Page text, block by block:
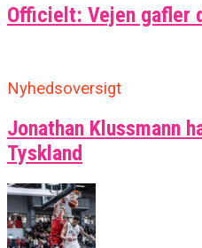
Officielt: Vejen gafler
Nyhedsoversigt
Jonathan Klussmann
Tyskland